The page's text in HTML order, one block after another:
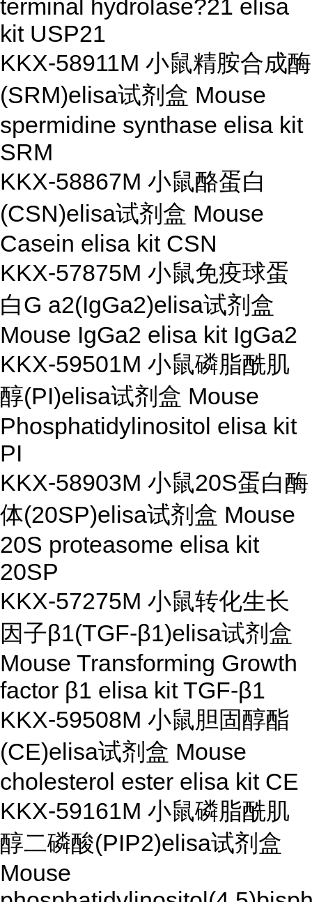
terminal hydrolase?21 elisa
kit USP21
KKX-58911M 小鼠精胺合成酶
(SRM)elisa试剂盒 Mouse
spermidine synthase elisa kit
SRM
KKX-58867M 小鼠酪蛋白
(CSN)elisa试剂盒 Mouse
Casein elisa kit CSN
KKX-57875M 小鼠免疫球蛋
白G a2(IgGa2)elisa试剂盒
Mouse IgGa2 elisa kit IgGa2
KKX-59501M 小鼠磷脂酰肌
醇(PI)elisa试剂盒 Mouse
Phosphatidylinositol elisa kit
PI
KKX-58903M 小鼠20S蛋白酶
体(20SP)elisa试剂盒 Mouse
20S proteasome elisa kit
20SP
KKX-57275M 小鼠转化生长
因子β1(TGF-β1)elisa试剂盒
Mouse Transforming Growth
factor β1 elisa kit TGF-β1
KKX-59508M 小鼠胆固醇酯
(CE)elisa试剂盒 Mouse
cholesterol ester elisa kit CE
KKX-59161M 小鼠磷脂酰肌
醇二磷酸(PIP2)elisa试剂盒
Mouse